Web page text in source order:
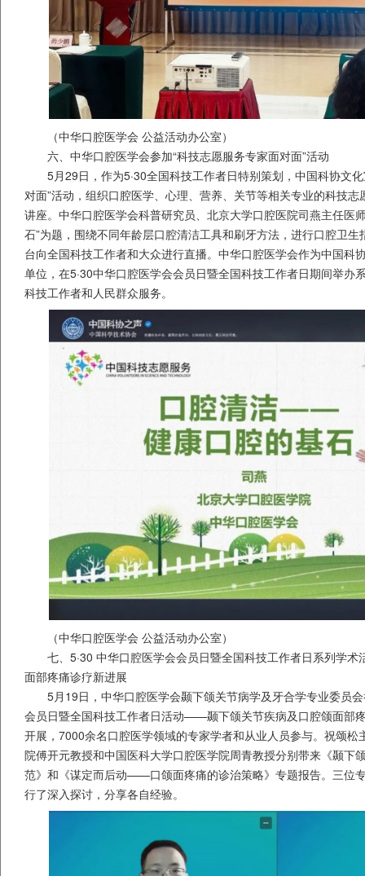
（中华口腔医学会 公益活动办公室）
六、中华口腔医学会参加“科技志愿服务专家面对面”活动
5月29日，作为5·30全国科技工作者日特别策划，中国科协文
对面”活动，组织口腔医学、心理、营养、关节等相关专业的科技
讲座。中华口腔医学会科普研究员、北京大学口腔医院司燕主任
石”为题，围绕不同年龄层口腔清洁工具和刷牙方法，进行口腔卫
台向全国科技工作者和大众进行直播。中华口腔医学会作为中国科
单位，在5·30中华口腔医学会会员日暨全国科技工作者日期间举办
科技工作者和人民群众服务。
（中华口腔医学会 公益活动办公室）
七、5·30 中华口腔医学会会员日暨全国科技工作者日系列学
面部疼痛诊疗新进展
5月19日，中华口腔医学会颞下颌关节病学及牙合学专业委员
会员日暨全国科技工作者日活动——颞下颌关节疾病及口腔颌面部
开展，7000余名口腔医学领域的专家学者和从业人员参与。祝颂松
院傅开元教授和中国医科大学口腔医学院周青教授分别带来《颞下
范》和《谋定而后动——口颌面疼痛的诊治策略》专题报告。三位
行了深入探讨，分享各自经验。